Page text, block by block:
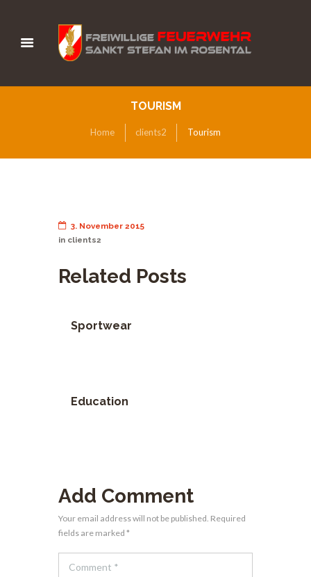
TOURISM
Home clients2 Tourism
3. November 2015
in clients2
Related Posts
Sportwear
Education
Add Comment
Your email address will not be published. Required
fields are marked *